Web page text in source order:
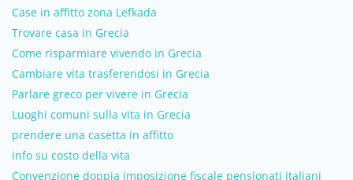
Case in affitto zona Lefkada
Trovare casa in Grecia
Come risparmiare vivendo in Grecia
Cambiare vita trasferendosi in Grecia
Parlare greco per vivere in Grecia
Luoghi comuni sulla vita in Grecia
prendere una casetta in affitto
info su costo della vita
Convenzione doppia imposizione fiscale pensionati italiani